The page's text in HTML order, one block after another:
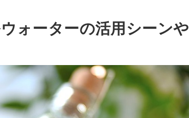
ォーターの活用シーンや